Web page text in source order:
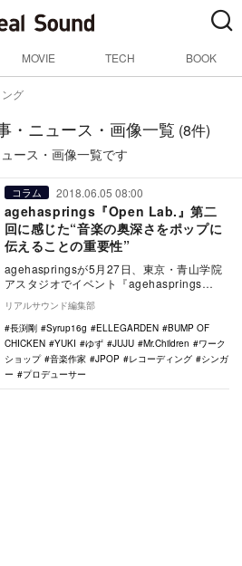
MOVIE TECH BOOK
グ
・ニュース・画像一覧 (8件)
ース・画像一覧です
コラム 2018.06.05 08:00
agehasprings『Open Lab.』第二
回に感じた“音楽の奥深さをポップに
伝えることの重要性”
agehaspringsが5月27日、東京・青山学院
アスタジオでイベント『agehasprings
Open Lab. vol.…
リアルサウンド編集部
長渕剛
Syrup16g ELLEGARDEN
BUMP OF
CHICKEN
YUKI ゆず JUJU Mr.Children
ワーク
ショップ
音楽作家 JPOP レコーディング
シンガ
ー
プロデューサー